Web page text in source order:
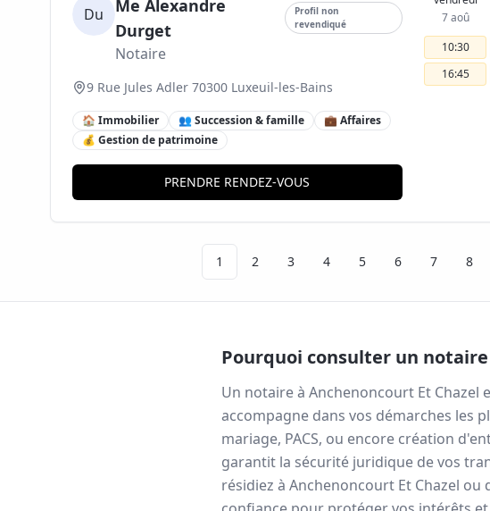
Du
Me Alexandre
Durget
Profil non
revendiqué
Notaire
9 Rue Jules Adler 70300 Luxeuil-les-Bains
🏠 Immobilier 👥 Succession & famille
💼 Affaires
💰 Gestion de patrimoine
PRENDRE RENDEZ-VOUS
7 aoû
10:30
16:45
1 2 3 4 5 6 7 8
Pourquoi consulter un
Un notaire à Anchenoncourt Et Chazel
accompagne dans vos démarches les
mariage, PACS, ou encore création
garantit la sécurité juridique de vos
résidiez à Anchenoncourt Et Chazel ou